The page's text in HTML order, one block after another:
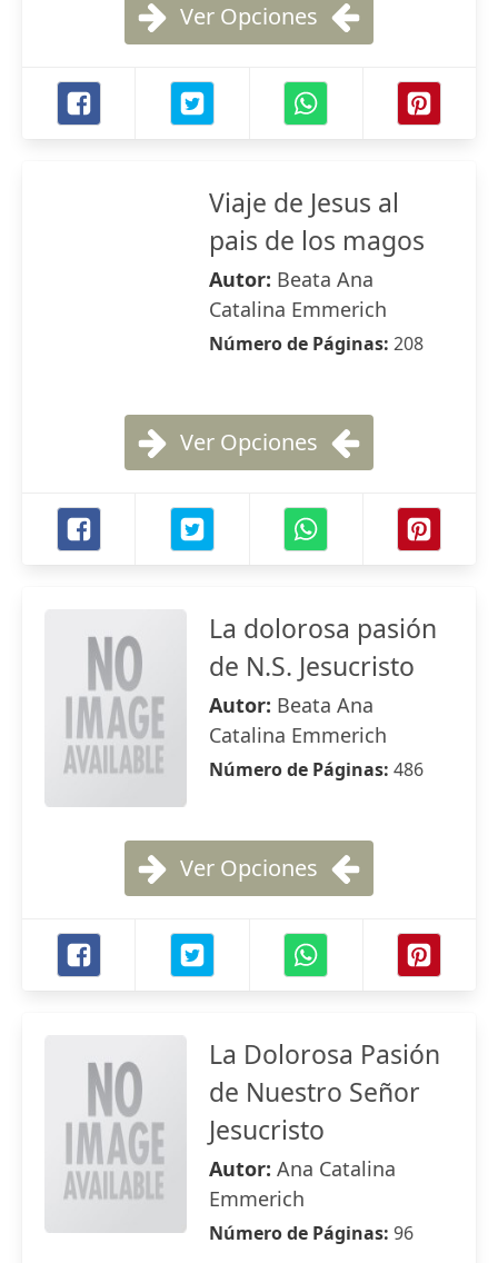
Ver Opciones
Viaje de Jesus al
pais de los magos
Autor: Beata Ana
Catalina Emmerich
Número de Páginas: 208
Ver Opciones
La dolorosa pasión
de N.S. Jesucristo
Autor: Beata Ana
Catalina Emmerich
Número de Páginas: 486
Ver Opciones
La Dolorosa Pasión
de Nuestro Señor
Jesucristo
Autor: Ana Catalina
Emmerich
Número de Páginas: 96